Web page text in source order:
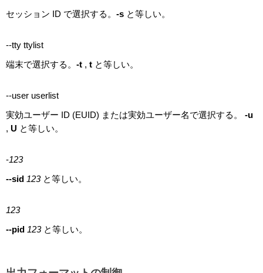
セッション ID で選択する。 -s と等しい。
--tty ttylist
端末で選択する。 -t , t と等しい。
--user userlist
実効ユーザー ID (EUID) または実効ユーザー名で選択する。 -u
, U と等しい。
-123
--sid 123と等しい。
123
--pid 123と等しい。